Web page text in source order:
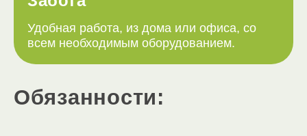
Удобная работа, из дома или офиса, со
всем необходимым оборудованием.
Обязанности: